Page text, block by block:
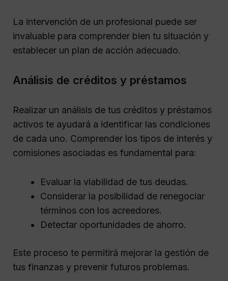
La intervención de un profesional puede ser
invaluable para comprender bien tu situación y
establecer un plan de acción adecuado.
Análisis de créditos y préstamos
Realizar un análisis de tus créditos y préstamos
activos te ayudará a identificar las condiciones
de cada uno. Comprender los tipos de interés y
comisiones asociadas es fundamental para:
Evaluar la viabilidad de tus deudas.
Considerar la posibilidad de renegociar
términos con los acreedores.
Detectar oportunidades de ahorro.
Este proceso te permitirá mejorar la gestión de
tus finanzas y prevenir futuros problemas.